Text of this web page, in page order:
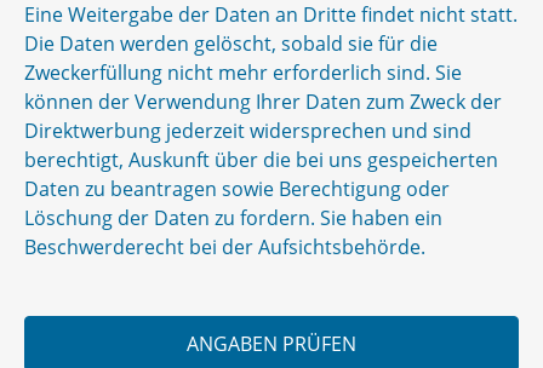
Eine Weitergabe der Daten an Dritte findet nicht statt.
Die Daten werden gelöscht, sobald sie für die
Zweckerfüllung nicht mehr erforderlich sind. Sie
können der Verwendung Ihrer Daten zum Zweck der
Direktwerbung jederzeit widersprechen und sind
berechtigt, Auskunft über die bei uns gespeicherten
Daten zu beantragen sowie Berechtigung oder
Löschung der Daten zu fordern. Sie haben ein
Beschwerderecht bei der Aufsichtsbehörde.
ANGABEN PRÜFEN